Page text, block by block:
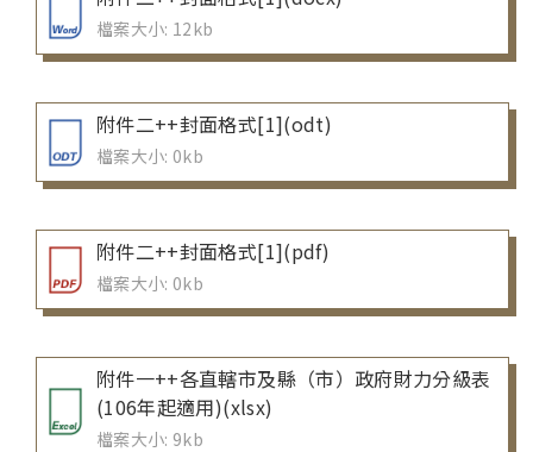
檔案大小: 12kb
附件二++封面格式[1](odt)
檔案大小: 0kb
附件二++封面格式[1](pdf)
檔案大小: 0kb
附件一++各直轄市及縣（市）政府財力分級表
(106年起適用)(xlsx)
檔案大小: 9kb